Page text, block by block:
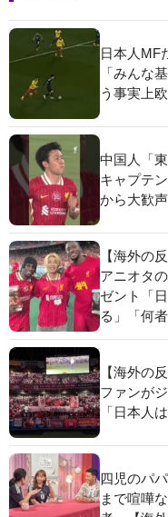
日本人MF
「みんな
う事実上
中国人「
キャプテ
から大歓
【海外の
アニオタ
ゼント「
る」「何
【海外の
ファンが
「日本人
四児のパ
まで喧嘩